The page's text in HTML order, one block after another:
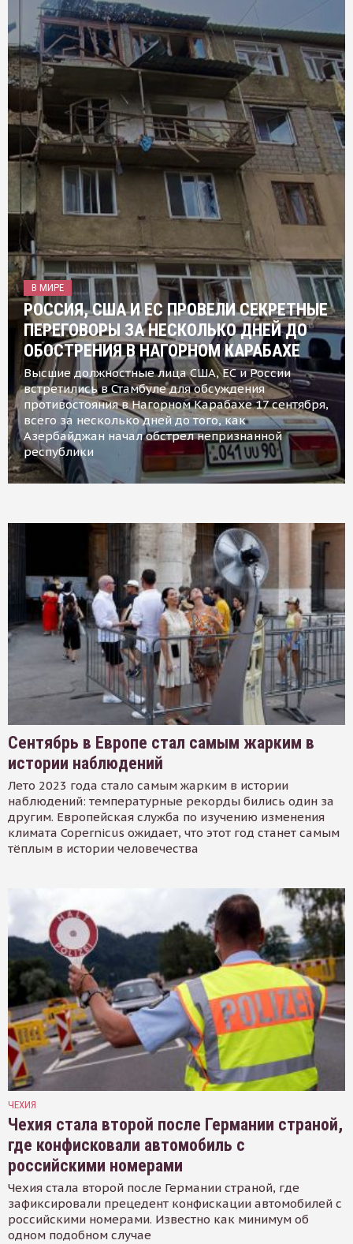
В МИРЕ
РОССИЯ, США И ЕС ПРОВЕЛИ СЕКРЕТНЫЕ
ПЕРЕГОВОРЫ ЗА НЕСКОЛЬКО ДНЕЙ ДО
ОБОСТРЕНИЯ В НАГОРНОМ КАРАБАХЕ
Высшие должностные лица США, ЕС и России
встретились в Стамбуле для обсуждения
противостояния в Нагорном Карабахе 17 сентября,
всего за несколько дней до того, как
Азербайджан начал обстрел непризнанной
республики
Сентябрь в Европе стал самым жарким в
истории наблюдений
Лето 2023 года стало самым жарким в истории
наблюдений: температурные рекорды бились один за
другим. Европейская служба по изучению изменения
климата Copernicus ожидает, что этот год станет самым
тёплым в истории человечества
ЧЕХИЯ
Чехия стала второй после Германии страной,
где конфисковали автомобиль с
российскими номерами
Чехия стала второй после Германии страной, где
зафиксировали прецедент конфискации автомобилей с
российскими номерами. Известно как минимум об
одном подобном случае